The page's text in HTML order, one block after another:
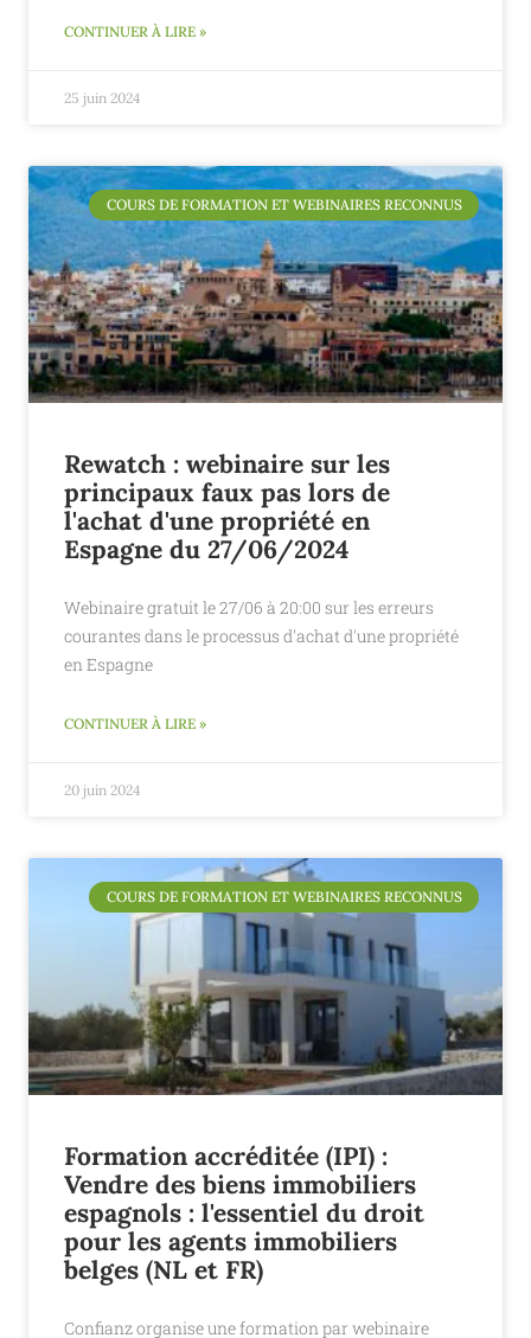
CONTINUER À LIRE »
25 juin 2024
COURS DE FORMATION ET WEBINAIRES RECONNUS
Rewatch : webinaire sur les
principaux faux pas lors de
l'achat d'une propriété en
Espagne du 27/06/2024
Webinaire gratuit le 27/06 à 20:00 sur les erreurs
courantes dans le processus d'achat d'une propriété
en Espagne
CONTINUER À LIRE »
20 juin 2024
COURS DE FORMATION ET WEBINAIRES RECONNUS
Formation accréditée (IPI) :
Vendre des biens immobiliers
espagnols : l'essentiel du droit
pour les agents immobiliers
belges (NL et FR)
Confianz organise une formation par webinaire